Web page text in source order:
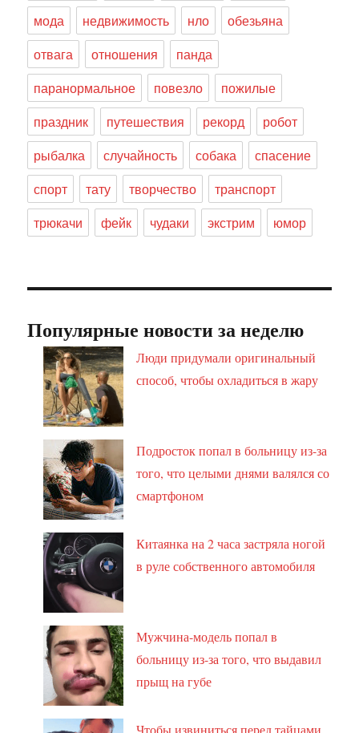
мода
недвижимость нло
обезьяна
отвага
отношения
панда
паранормальное
повезло
пожилые
праздник
путешествия рекорд
робот
рыбалка
случайность собака
спасение
спорт
тату творчество
транспорт
трюкачи
фейк чудаки экстрим юмор
Популярные новости за неделю
Люди придумали оригинальный
способ, чтобы охладиться в жару
Подросток попал в больницу из-за
того, что целыми днями валялся со
смартфоном
Китаянка на 2 часа застряла ногой
в руле собственного автомобиля
Мужчина-модель попал в
больницу из-за того, что выдавил
прыщ на губе
Чтобы извиниться перед тайцами,